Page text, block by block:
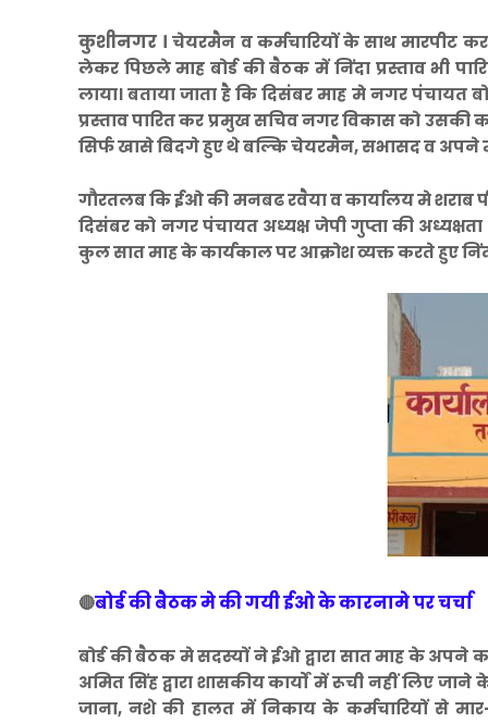
कुशीनगर ।चेयरमैन व कर्मचारियों के साथ मारपीट
लेकर पिछले माह बोर्ड की बैठक में निंदा प्रस्ताव भी
लाया। बताया जाता है कि दिसंबर माह मे नगर
प्रस्ताव पारित कर प्रमुख सचिव नगर विकास को उसकी
सिर्फ खासे बिदगे हुए थे बल्कि चेयरमैन, सभासद व अपने
गौरतलब कि ईओ की मनबढ रवैया व कार्यालय मे शराब
दिसंबर को नगर पंचायत अध्यक्ष जेपी गुप्ता की
कुल सात माह के कार्यकाल पर आक्रोश व्यक्त करते हुए निंदा
🔴बोर्ड की बैठक मे की गयी ईओ के कारनामे पर चर्चा
बोर्ड की बैठक मे सदस्यों ने ईओ द्वारा सात माह के अपने
अमित सिंह द्वारा शासकीय कार्यों में रूची नहीं लिए
जाना, नशे की हालत में निकाय के कर्मचारियों से